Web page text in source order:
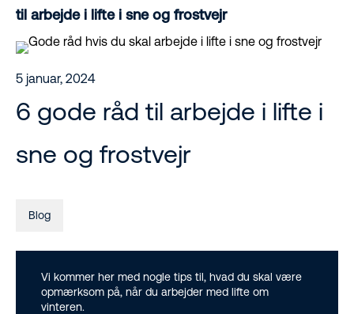
til arbejde i lifte i sne og frostvejr
5 januar, 2024
6 gode råd til arbejde i lifte i
sne og frostvejr
Blog
Vi kommer her med nogle tips til, hvad du skal være
opmærksom på, når du arbejder med lifte om
vinteren.